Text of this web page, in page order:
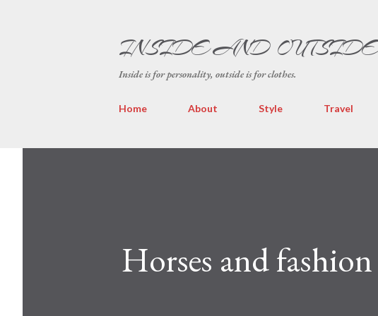
INSIDE AND OUTSIDE
Inside is for personality, outside is for clothes.
Home About Style Travel
Horses and fashion